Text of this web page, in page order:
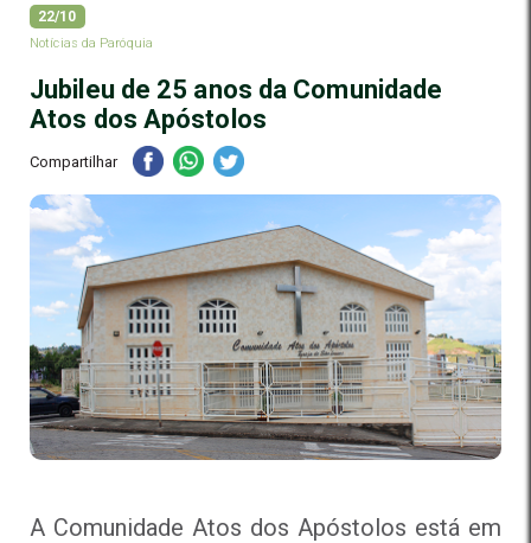
22/10
Notícias da Paróquia
Jubileu de 25 anos da Comunidade
Atos dos Apóstolos
Compartilhar
A Comunidade Atos dos Apóstolos está em